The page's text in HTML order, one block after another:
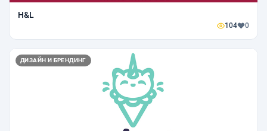
H&L
104 0
ДИЗАЙН И БРЕНДИНГ